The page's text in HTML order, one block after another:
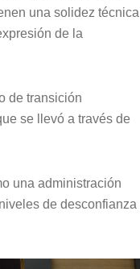
una solidez técnica
de la
de transición
se llevó a través de
una administración
de desconfianza